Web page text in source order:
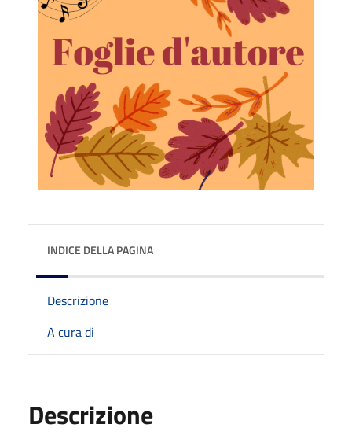
INDICE DELLA PAGINA
Descrizione
A cura di
Descrizione